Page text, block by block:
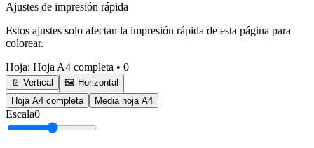
Ajustes de impresión rápida
Estos ajustes solo afectan la impresión rápida de esta página para
colorear.
Hoja: Hoja A4 completa • 0
📄 Vertical
🖼️ Horizontal
Hoja A4 completa
Media hoja A4
Escala0